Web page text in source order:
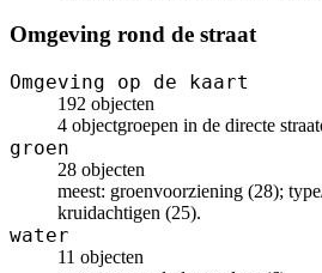
Omgeving rond de straat
Omgeving op de kaart
192 objecten
4 objectgroepen in de directe
groen
28 objecten
meest: groenvoorziening (28);
kruidachtigen (25).
water
11 objecten